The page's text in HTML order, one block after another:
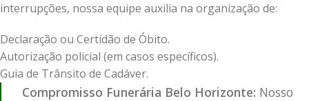
interrupções, nossa equipe auxilia na organização de:
Declaração ou Certidão de Óbito.
Autorização policial (em casos específicos).
Guia de Trânsito de Cadáver.
Compromisso Funerária Belo Horizonte: Nosso